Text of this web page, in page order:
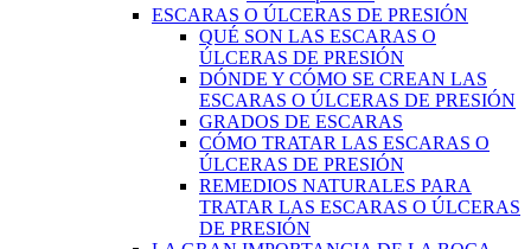
ESCARAS O ÚLCERAS DE PRESIÓN
QUÉ SON LAS ESCARAS O
ÚLCERAS DE PRESIÓN
DÓNDE Y CÓMO SE CREAN LAS
ESCARAS O ÚLCERAS DE PRESIÓN
GRADOS DE ESCARAS
CÓMO TRATAR LAS ESCARAS O
ÚLCERAS DE PRESIÓN
REMEDIOS NATURALES PARA
TRATAR LAS ESCARAS O ÚLCERAS
DE PRESIÓN